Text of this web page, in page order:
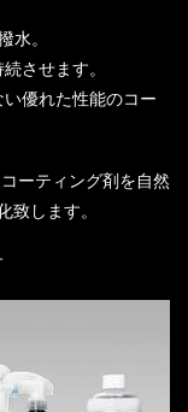
水。
させます。
優れた性能のコー
ーティング剤を自然
致します。